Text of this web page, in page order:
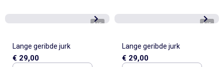
1/5
Lange geribde jurk
€ 29,00
1/5
Lange geribde jurk
€ 29,00